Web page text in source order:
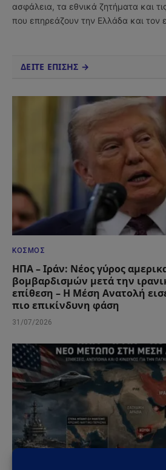
ασφάλεια, τα εθνικά ζητήματα και
που επηρεάζουν την Ελλάδα και τον
ΔΕΙΤΕ ΕΠΙΣΗΣ →
ΚΌΣΜΟΣ
ΗΠΑ – Ιράν: Νέος γύρος
βομβαρδισμών μετά την
επίθεση – Η Μέση Ανατολή
πιο επικίνδυνη φάση
31/07/2026